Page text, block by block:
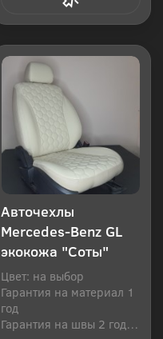
Авточехлы
Mercedes-Benz GL
экокожа "Соты"
Цвет: на выбор
Гарантия на материал 1
год
Гарантия на швы 2 года